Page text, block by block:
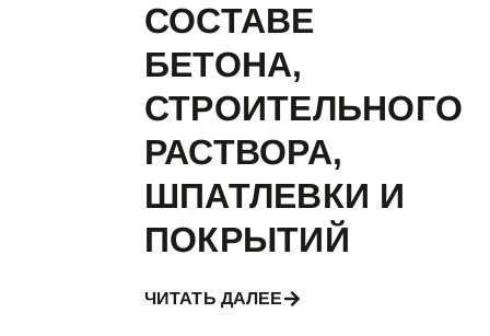
СОСТАВЕ
БЕТОНА,
СТРОИТЕЛЬНОГО
РАСТВОРА,
ШПАТЛЕВКИ И
ПОКРЫТИЙ
ЧИТАТЬ ДАЛЕЕ